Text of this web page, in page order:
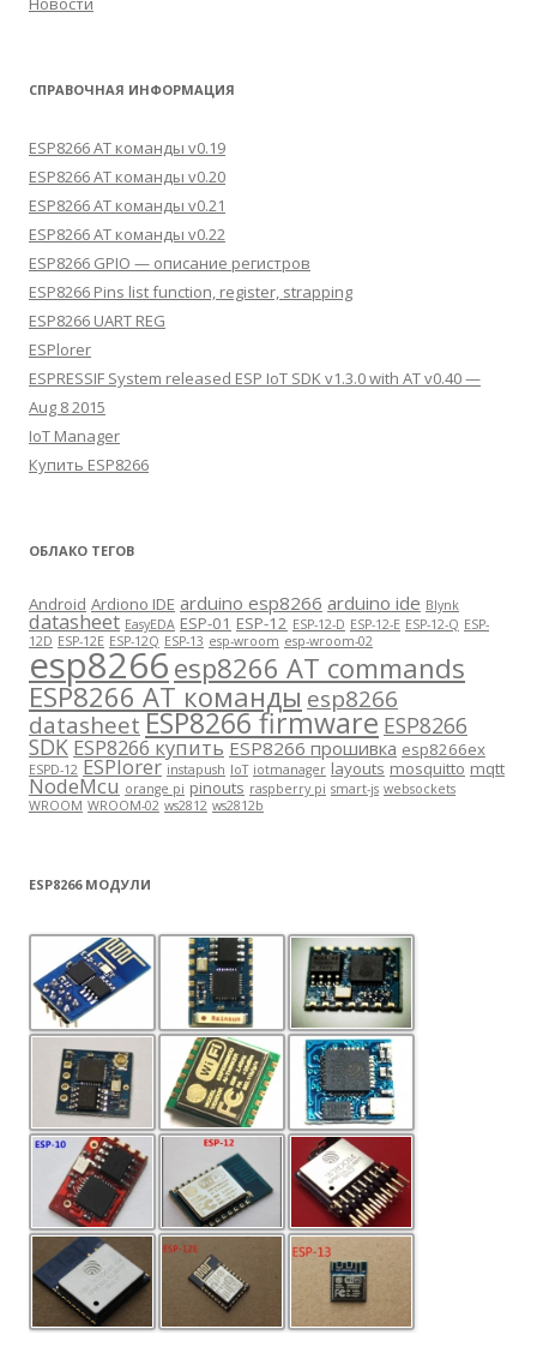
СПРАВОЧНАЯ ИНФОРМАЦИЯ
ESP8266 AT команды v0.19
ESP8266 AT команды v0.20
ESP8266 AT команды v0.21
ESP8266 AT команды v0.22
ESP8266 GPIO — описание регистров
ESP8266 Pins list function, register, strapping
ESP8266 UART REG
ESPlorer
ESPRESSIF System released ESP IoT SDK v1.3.0 with AT v0.40 —
Aug 8 2015
IoT Manager
Купить ESP8266
ОБЛАКО ТЕГОВ
Android Ardiono IDE arduino esp8266 arduino ide Blynk
datasheet EasyEDA ESP-01 ESP-12 ESP-12-D ESP-12-E ESP-12-Q ESP-
12D ESP-12E ESP-12Q ESP-13 esp-wroom esp-wroom-02
esp8266 esp8266 AT commands
ESP8266 AT команды esp8266
datasheet ESP8266 firmware ESP8266
SDK ESP8266 купить ESP8266 прошивка esp8266ex
ESPD-12 ESPlorer instapush IoT iotmanager layouts mosquitto mqtt
NodeMcu orange pi pinouts raspberry pi smart-js websockets
WROOM WROOM-02 ws2812 ws2812b
ESP8266 МОДУЛИ